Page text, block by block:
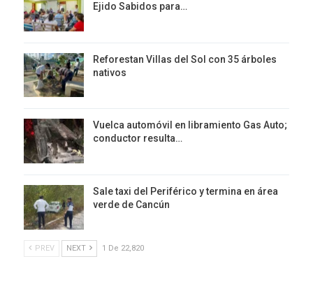
Ejido Sabidos para…
Reforestan Villas del Sol con 35 árboles
nativos
Vuelca automóvil en libramiento Gas Auto;
conductor resulta…
Sale taxi del Periférico y termina en área
verde de Cancún
PREV NEXT 1 De 22,820